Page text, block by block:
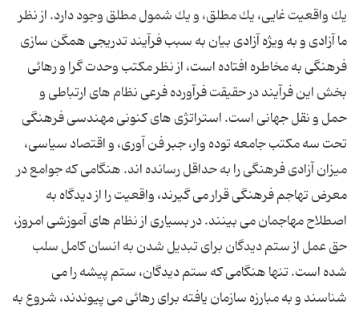
یك واقعیت غایی، یك مطلق، و یك شمول مطلق وجود دارد. از نظر
ما آزادی و به ویژه آزادی بیان به سبب فرآیند تدریجی همگن سازی
فرهنگی به مخاطره افتاده است، از نظر مكتب وحدت گرا و رهائی
بخش این فرآیند در حقیقت فرآورده فرعی نظام های ارتباطی و
حمل و نقل جهانی است. استراتژی های كنونی مهندسی فرهنگی
تحت سه مكتب جامعه توده وار، جبر فن آوری، و اقتصاد سیاسی،
میزان آزادی فرهنگی را به حداقل رسانده اند. هنگامی كه جوامع در
معرض تهاجم فرهنگی قرار می گیرند، واقعیت را از دیدگاه به
اصطلاح مهاجمان می بینند. در بسیاری از نظام های آموزشی امروز،
حق عمل از ستم دیدگان برای تبدیل شدن به انسان كامل سلب
شده است. تنها هنگامی كه ستم دیدگان، ستم پیشه را می
شناسند و به مبارزه سازمان یافته برای رهائی می پیوندند، شروع به